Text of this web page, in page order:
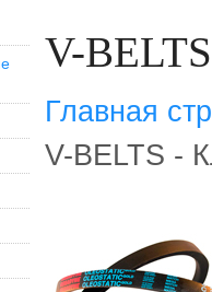
V-
Главная
V-BELTS -